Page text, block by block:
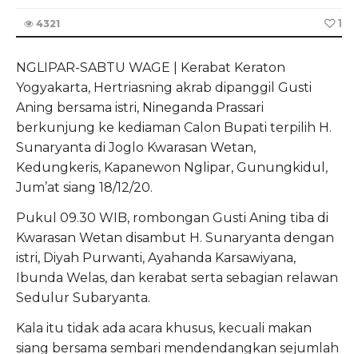
4321 1
NGLIPAR-SABTU WAGE | Kerabat Keraton
Yogyakarta, Hertriasning akrab dipanggil Gusti
Aning bersama istri, Nineganda Prassari
berkunjung ke kediaman Calon Bupati terpilih H.
Sunaryanta di Joglo Kwarasan Wetan,
Kedungkeris, Kapanewon Nglipar, Gunungkidul,
Jum’at siang 18/12/20.
Pukul 09.30 WIB, rombongan Gusti Aning tiba di
Kwarasan Wetan disambut H. Sunaryanta dengan
istri, Diyah Purwanti, Ayahanda Karsawiyana,
Ibunda Welas, dan kerabat serta sebagian relawan
Sedulur Subaryanta.
Kala itu tidak ada acara khusus, kecuali makan
siang bersama sembari mendendangkan sejumlah